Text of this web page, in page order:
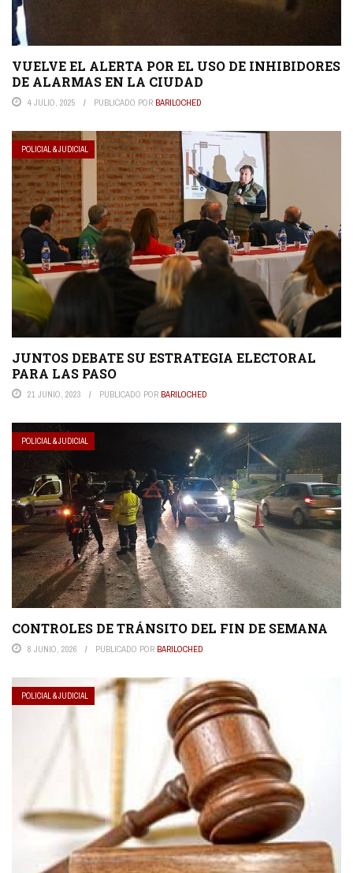
VUELVE EL ALERTA POR EL USO DE INHIBIDORES
DE ALARMAS EN LA CIUDAD
4 JULIO, 2025 PUBLICADO POR BARILOCHED
POLICIAL & JUDICIAL
JUNTOS DEBATE SU ESTRATEGIA ELECTORAL
PARA LAS PASO
21 JUNIO, 2023 PUBLICADO POR BARILOCHED
POLICIAL & JUDICIAL
CONTROLES DE TRÁNSITO DEL FIN DE SEMANA
8 JUNIO, 2026 PUBLICADO POR BARILOCHED
POLICIAL & JUDICIAL